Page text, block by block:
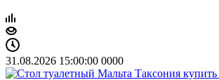
31.08.2026 15:00:00 0000